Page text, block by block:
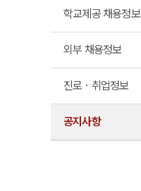
학교제공 채용정보
외부 채용정보
진로ㆍ취업정보
공지사항